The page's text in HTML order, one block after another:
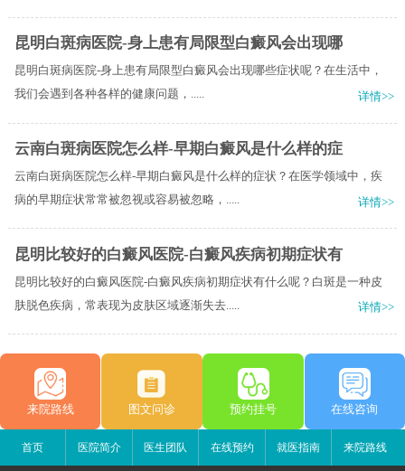
昆明白斑病医院-身上患有局限型白癜风会出现哪
昆明白斑病医院-身上患有局限型白癜风会出现哪些症状呢？​在生活中，
我们会遇到各种各样的健康问题，.....
详情>>
云南白斑病医院怎么样-早期白癜风是什么样的症
云南白斑病医院怎么样-早期白癜风是什么样的症状？在医学领域中，疾
病的早期症状常常被忽视或容易被忽略，.....
详情>>
昆明比较好的白癜风医院-白癜风疾病初期症状有
昆明比较好的白癜风医院-白癜风疾病初期症状有什么呢？白斑是一种皮
肤脱色疾病，常表现为皮肤区域逐渐失去.....
详情>>
来院路线 图文问诊 预约挂号 在线咨询
首页 医院简介 医生团队 在线预约 就医指南 来院路线